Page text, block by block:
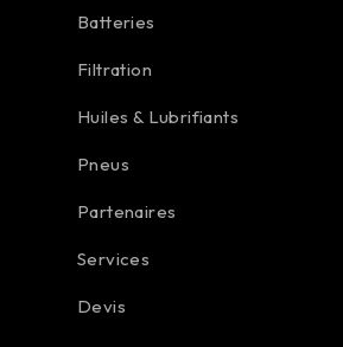
Batteries
Filtration
Huiles & Lubrifiants
Pneus
Partenaires
Services
Devis